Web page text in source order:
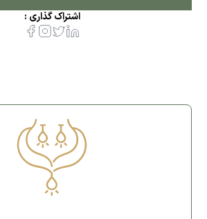
اشتراک گذاری :